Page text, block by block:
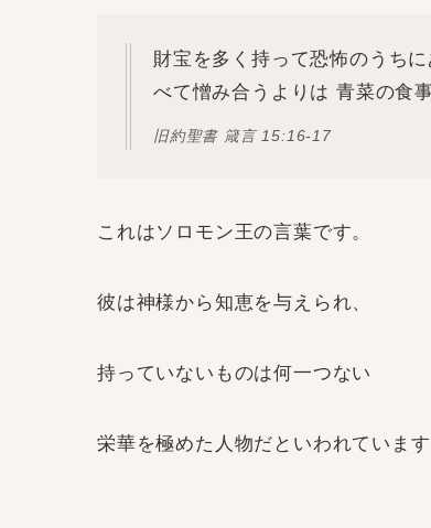
財宝を多く持って恐怖のうち
べて憎み合うよりは 青菜の食
旧約聖書 箴言‬ ‭15‬:‭16‬-‭17
これはソロモン王の言葉です。
彼は神様から知恵を与えられ、
持っていないものは何一つない
栄華を極めた人物だといわれています